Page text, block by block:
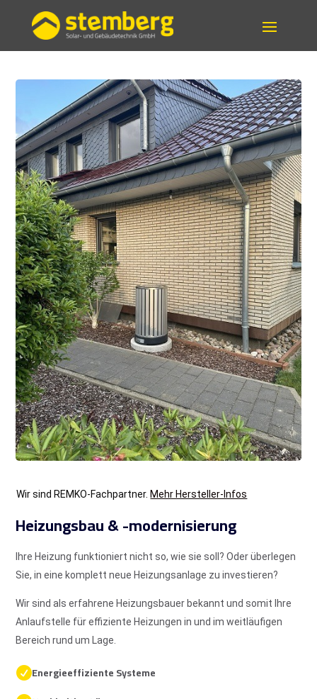
Heizungsbau & -modernisierung
Ihre Heizung funktioniert nicht so, wie sie soll? Oder überlegen
Sie, in eine komplett neue Heizungsanlage zu investieren?
Wir sind als erfahrene Hei­zungs­bauer bekannt und somit Ihre
Anlaufstelle für effiziente Heizungen in und im weitläufigen
Bereich rund um Lage.
Energieeffiziente Systeme
Wir sind REMKO-Fachpartner. Mehr Hersteller-Infos